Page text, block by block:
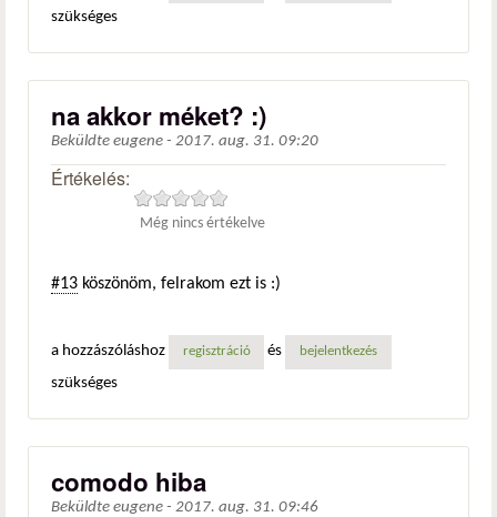
szükséges
na akkor méket? :)
Beküldte eugene - 2017. aug. 31. 09:20
Értékelés:
Még nincs értékelve
#13 köszönöm, felrakom ezt is :)
a hozzászóláshoz regisztráció és bejelentkezés
szükséges
comodo hiba
Beküldte eugene - 2017. aug. 31. 09:46